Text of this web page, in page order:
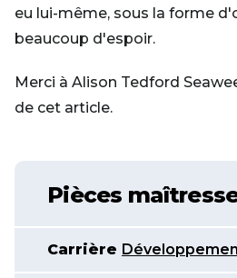
eu lui-même, sous la forme
beaucoup d'espoir.
Merci à Alison Tedford
de cet article.
Pièces
Carrière